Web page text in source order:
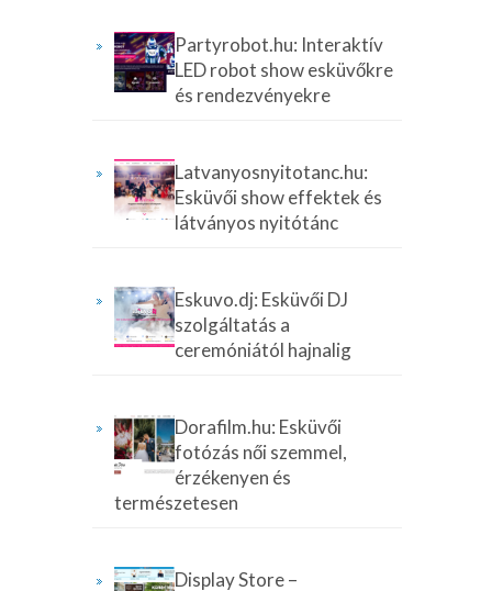
Partyrobot.hu: Interaktív
LED robot show esküvőkre
és rendezvényekre
Latvanyosnyitotanc.hu:
Esküvői show effektek és
látványos nyitótánc
Eskuvo.dj: Esküvői DJ
szolgáltatás a
ceremóniától hajnalig
Dorafilm.hu: Esküvői
fotózás női szemmel,
érzékenyen és
természetesen
Display Store –